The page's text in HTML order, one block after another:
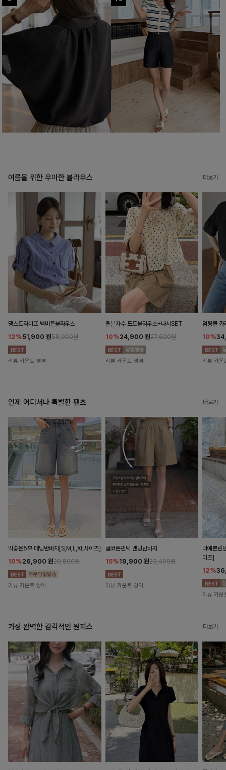
여름을 위한 우아한 블라우스 더보기
댕스트라이프 백버튼블라우스
12%51,900 원58,900원
리뷰 카운트 영역
율븐자수 도트블라우스+나시SET
10%24,900 원27,600원
리뷰 카운트 영역
덤링클 카
10%
리뷰 카운
언제 어디서나 특별한 팬츠 더보기
딱좋은5부 데님반바지[S,M,L,XL사이즈]
10%26,900 원29,800원
리뷰 카운트 영역
쿨코튼핀턱 밴딩반바지
15%19,900 원23,400원
리뷰 카운트 영역
더예쁜린
이즈]
12%
리뷰 카운
가장 완벽한 감각적인 원피스 더보기